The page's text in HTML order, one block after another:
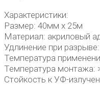
Характеристики:
Размер: 40мм х 25м
Материал: акриловый
Удлинение при
Температура
Температура монтажа:
Стойкость к УФ-